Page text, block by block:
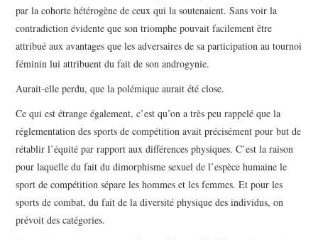
par la cohorte hétérogène de ceux qui la soutenaient. Sans voir la
contradiction évidente que son triomphe pouvait facilement être
attribué aux avantages que les adversaires de sa participation au tournoi
féminin lui attribuent du fait de son androgynie.
Aurait-elle perdu, que la polémique aurait été close.
Ce qui est étrange également, c’est qu’on a très peu rappelé que la
réglementation des sports de compétition avait précisément pour but de
rétablir l’équité par rapport aux différences physiques. C’est la raison
pour laquelle du fait du dimorphisme sexuel de l’espèce humaine le
sport de compétition sépare les hommes et les femmes. Et pour les
sports de combat, du fait de la diversité physique des individus, on
prévoit des catégories.